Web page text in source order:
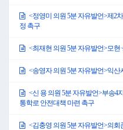
<정영미 의원 5분 자유발언>제2
정 촉구
<최재현 의원 5분 자유발언>모현
<송영자 의원 5분 자유발언>익산
<신 용 의원 5분 자유발언>부송4
통학로 안전대책 마련 촉구
<김충영 의원 5분 자유발언>의